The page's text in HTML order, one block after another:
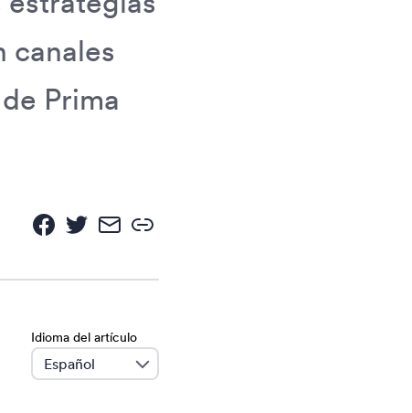
canales
Prima
Idioma del artículo
language